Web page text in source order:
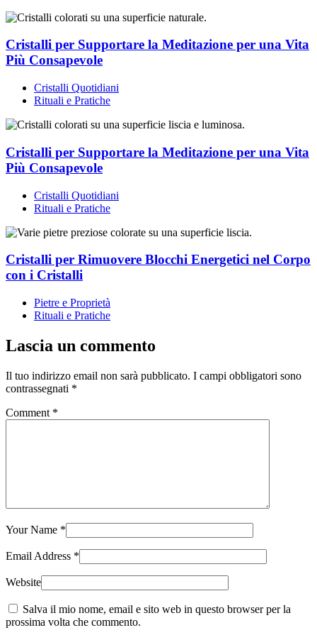
Cristalli per Supportare la Meditazione per una Vita
Più Consapevole
Cristalli Quotidiani
Rituali e Pratiche
Cristalli per Supportare la Meditazione per una Vita
Più Consapevole
Cristalli Quotidiani
Rituali e Pratiche
Cristalli per Rimuovere Blocchi Energetici nel Corpo
con i Cristalli
Pietre e Proprietà
Rituali e Pratiche
Lascia un commento
Il tuo indirizzo email non sarà pubblicato. I campi obbligatori sono
contrassegnati *
Comment *
Your Name *
Email Address *
Website
Salva il mio nome, email e sito web in questo browser per la
prossima volta che commento.